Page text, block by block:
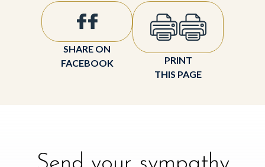
SHARE ON
FACEBOOK
PRINT
THIS PAGE